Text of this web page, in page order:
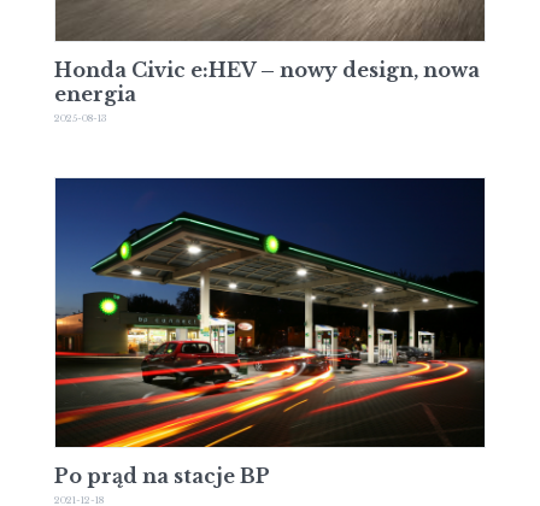
Honda Civic e:HEV – nowy design, nowa
energia
2025-08-13
Po prąd na stacje BP
2021-12-18